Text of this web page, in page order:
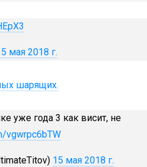
мая 2018 г.
шарящих.
уже года 3 как висит, не
vgwrpc6bTW
15 мая 2018 г.